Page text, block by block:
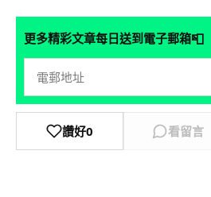
更多精彩文章每日送到電子郵箱📮
讚好0 看留言